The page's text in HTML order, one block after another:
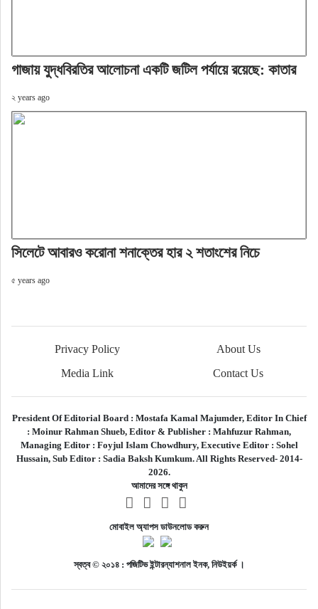
গাজায় যুদ্ধবিরতির আলোচনা একটি জটিল পর্যায়ে রয়েছে: কাতার
২ years ago
সিলেটে ‌আবারও করোনা শনাক্তের হার ২ শতাংশের নিচে
৫ years ago
Privacy Policy
About Us
Media Link
Contact Us
President Of Editorial Board : Mostafa Kamal Majumder, Editor In Chief
: Moinur Rahman Shueb, Editor & Publisher : Mahfuzur Rahman,
Managing Editor : Foyjul Islam Chowdhury, Executive Editor : Sohel
Hussain, Sub Editor : Sadia Baksh Kumkum. All Rights Reserved- 2014-
2026.
আমাদের সঙ্গে থাকুন
মোবাইল অ্যাপস ডাউনলোড করুন
স্বত্ব © ২০১৪ : পজিটিভ ইন্টারন্যাশনাল ইনক, নিউইয়র্ক ।